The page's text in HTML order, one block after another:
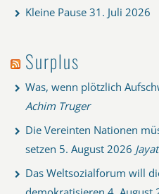
Kleine Pause 31. Juli 2026
Surplus
Was, wenn plötzlich
Achim Truger
Die Vereinten Nationen
setzen 5. August 2026
Das Weltsozialforum will